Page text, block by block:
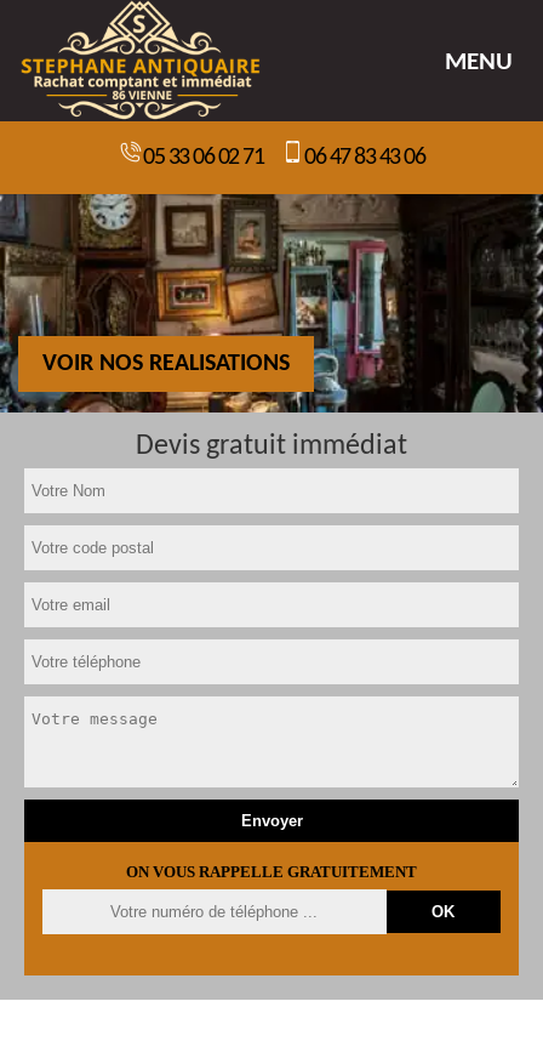
MENU
05 33 06 02 71 06 47 83 43 06
VOIR NOS REALISATIONS
Devis gratuit immédiat
ON VOUS RAPPELLE GRATUITEMENT